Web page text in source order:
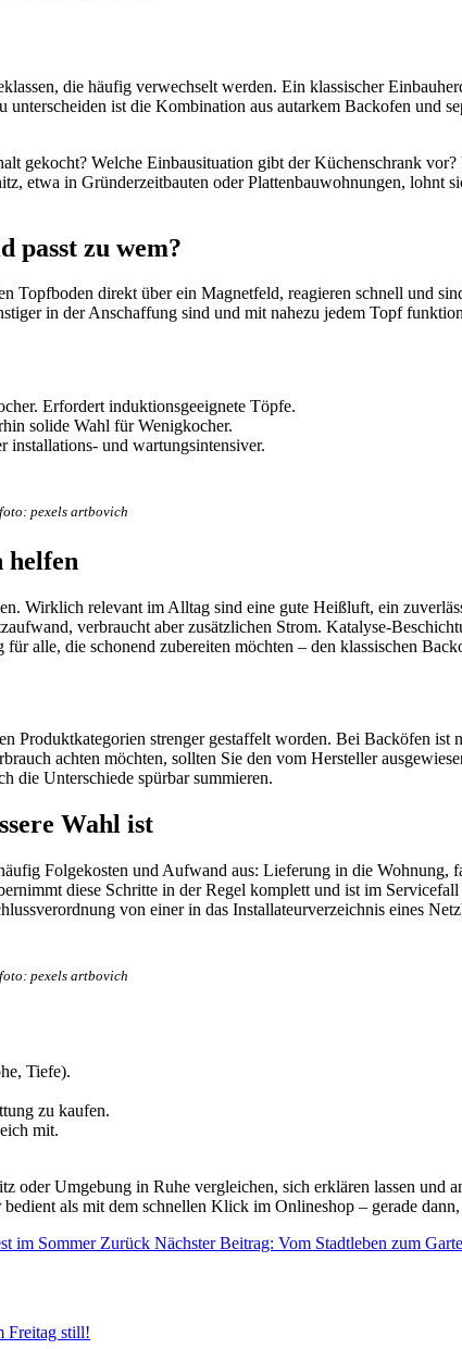
die häufig verwechselt werden. Ein klassischer
ist die Kombination aus autarkem Backofen und
gekocht? Welche Einbausituation gibt der Küchenschrank
etwa in Gründerzeitbauten oder Plattenbauwohnungen,
passt zu wem?
Topfboden direkt über ein Magnetfeld, reagieren schnell und
in der Anschaffung sind und mit nahezu jedem Topf
Erfordert induktionsgeeignete Töpfe.
solide Wahl für Wenigkocher.
installations- und wartungsintensiver.
pexels artbovich
helfen
Wirklich relevant im Alltag sind eine gute Heißluft, ein
verbraucht aber zusätzlichen Strom. Katalyse-
alle, die schonend zubereiten möchten – den klassischen
Produktkategorien strenger gestaffelt worden. Bei Backöfen
achten möchten, sollten Sie den vom Hersteller
die Unterschiede spürbar summieren.
Wahl ist
Folgekosten und Aufwand aus: Lieferung in die Wohnung,
diese Schritte in der Regel komplett und ist im
von einer in das Installateurverzeichnis eines
pexels artbovich
Tiefe).
zu kaufen.
mit.
Umgebung in Ruhe vergleichen, sich erklären lassen und
als mit dem schnellen Klick im Onlineshop – gerade
im Sommer Zurück Nächster Beitrag: Vom Stadtleben zum
Freitag still!